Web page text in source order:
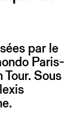
par le
Paris-
Sous